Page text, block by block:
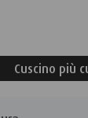
Cuscino più